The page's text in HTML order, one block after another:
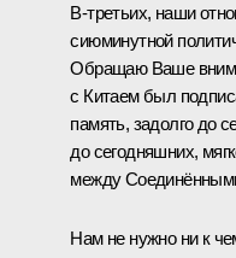
В-третьих, наши
сиюминутной
Обращаю Ваше
с Китаем был
память, задолго до
до сегодняшних,
между
Нам не нужно ни к